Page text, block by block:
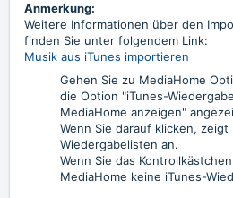
Anmerkung:
Weitere Informationen über den
finden Sie unter folgendem Link:
Musik aus iTunes importieren
Gehen Sie zu MediaHome
die Option "iTunes-
MediaHome anzeigen"
Wenn Sie darauf klicken,
Wiedergabelisten an.
Wenn Sie das
MediaHome keine iTunes-